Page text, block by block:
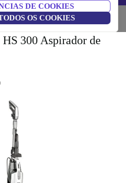
DE COOKIES
OS COOKIES
de chão Aspiradores
300 Aspirador de